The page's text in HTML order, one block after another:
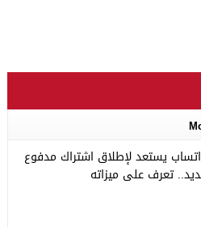
يستعد لإطلاق اشتراك مدفوع
تعرف على ميزاته